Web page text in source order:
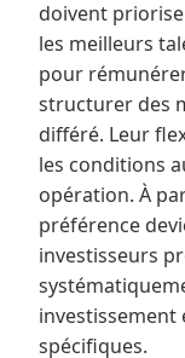
doivent
les meilleurs
pour
structurer des
différé. Leur
les conditions
opération. À
préférence
investisseurs
investissement
spécifiques.